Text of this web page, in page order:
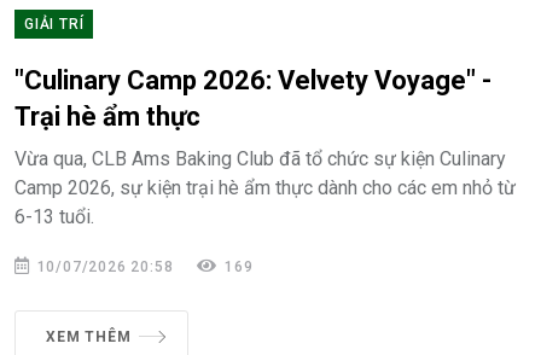
GIẢI TRÍ
"Culinary Camp 2026: Velvety Voyage" -
Trại hè ẩm thực
Vừa qua, CLB Ams Baking Club đã tổ chức sự kiện Culinary
Camp 2026, sự kiện trại hè ẩm thực dành cho các em nhỏ từ
6-13 tuổi.
10/07/2026 20:58 169
XEM THÊM